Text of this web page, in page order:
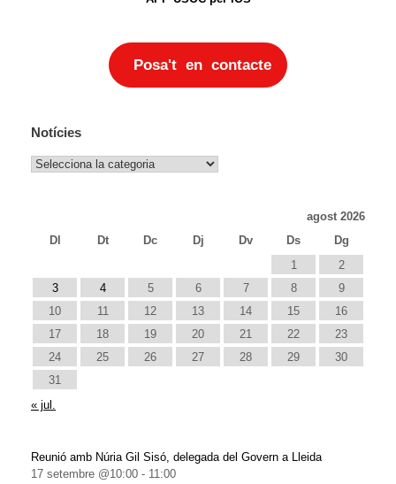
Posa't en contacte
Notícies
Notícies
agost 2026
Dl
Dt Dc Dj Dv Ds
Dg
1
2
3
4 5 6 7 8
9
10
11 12 13 14 15
16
17
18 19 20 21 22
23
24
25 26 27 28 29
30
31
« jul.
Reunió amb Núria Gil Sisó, delegada del Govern a Lleida
17 setembre @10:00 - 11:00